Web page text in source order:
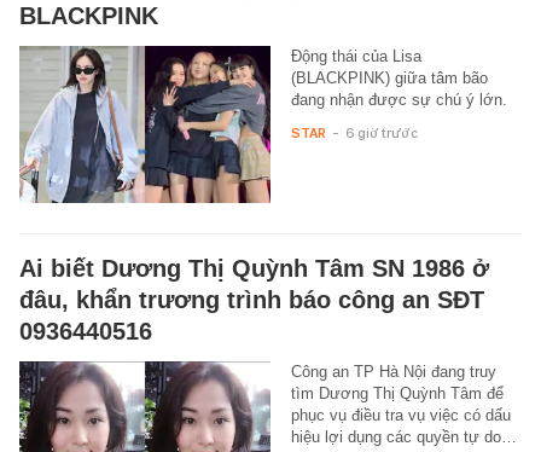
BLACKPINK
Động thái của Lisa
(BLACKPINK) giữa tâm bão
đang nhận được sự chú ý lớn.
STAR - 6 giờ trước
Ai biết Dương Thị Quỳnh Tâm SN 1986 ở
đâu, khẩn trương trình báo công an SĐT
0936440516
Công an TP Hà Nội đang truy
tìm Dương Thị Quỳnh Tâm để
phục vụ điều tra vụ việc có dấu
hiệu lợi dụng các quyền tự do…